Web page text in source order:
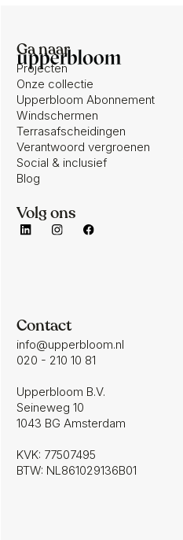
Ga naar
Projecten
Onze collectie
Upperbloom Abonnement
Windschermen
Terrasafscheidingen
Verantwoord vergroenen
Social & inclusief
Blog
Volg ons
Contact
info@upperbloom.nl
020 - 210 10 81
Upperbloom B.V.
Seineweg 10
1043 BG Amsterdam
KVK: 77507495
BTW: NL861029136B01